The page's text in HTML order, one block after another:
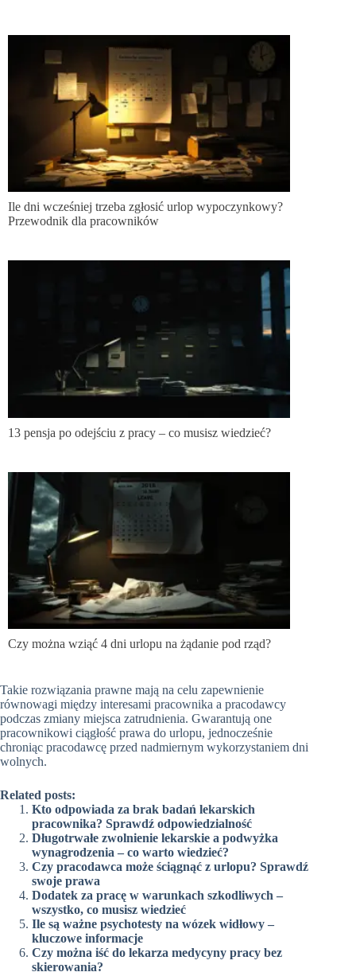
Ile dni wcześniej trzeba zgłosić urlop wypoczynkowy?
Przewodnik dla pracowników
13 pensja po odejściu z pracy – co musisz wiedzieć?
Czy można wziąć 4 dni urlopu na żądanie pod rząd?
Takie rozwiązania prawne mają na celu zapewnienie
równowagi między interesami pracownika a pracodawcy
podczas zmiany miejsca zatrudnienia. Gwarantują one
pracownikowi ciągłość prawa do urlopu, jednocześnie
chroniąc pracodawcę przed nadmiernym wykorzystaniem dni
wolnych.
Related posts:
Kto odpowiada za brak badań lekarskich
pracownika? Sprawdź odpowiedzialność
Długotrwałe zwolnienie lekarskie a podwyżka
wynagrodzenia – co warto wiedzieć?
Czy pracodawca może ściągnąć z urlopu? Sprawdź
swoje prawa
Dodatek za pracę w warunkach szkodliwych –
wszystko, co musisz wiedzieć
Ile są ważne psychotesty na wózek widłowy –
kluczowe informacje
Czy można iść do lekarza medycyny pracy bez
skierowania?